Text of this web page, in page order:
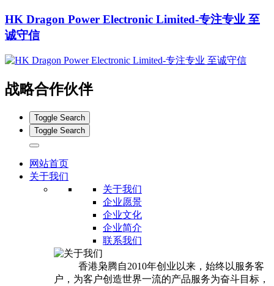
HK Dragon Power Electronic Limited-专注专业 至
诚守信
战略合作伙伴
Toggle Search
Toggle Search
网站首页
关于我们
关于我们
企业愿景
企业文化
企业简介
联系我们
香港枭腾自2010年创业以来，始终以服务客
户，为客户创造世界一流的产品服务为奋斗目标，